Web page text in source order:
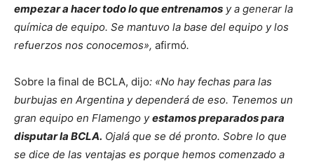
empezar a hacer todo lo que entrenamos y a generar la
química de equipo. Se mantuvo la base del equipo y los
refuerzos nos conocemos», afirmó.
Sobre la final de BCLA, dijo: «No hay fechas para las
burbujas en Argentina y dependerá de eso. Tenemos un
gran equipo en Flamengo yestamos preparados para
disputar la BCLA. Ojalá que se dé pronto. Sobre lo que
se dice de las ventajas es porque hemos comenzado a